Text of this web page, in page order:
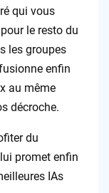
qui vous
le resto du
les groupes
enfin
au même
décroche.
du
promet enfin
IAs